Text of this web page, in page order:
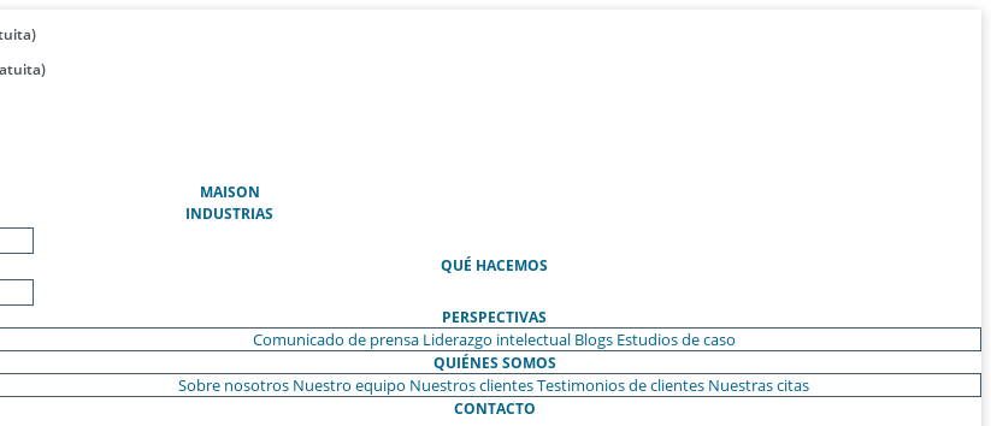
MAISON(ACTUAL)
INDUSTRIAS
QUÉ HACEMOS
PERSPECTIVAS
Comunicado de prensa Liderazgo intelectual Blogs Estudios de caso
QUIÉNES SOMOS
Sobre nosotros Nuestro equipo Nuestros clientesTestimonios de clientes Nuestras citas
CONTACTO